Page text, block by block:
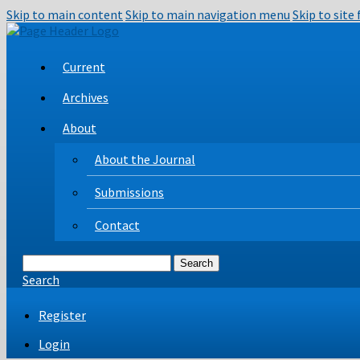
Skip to main contentSkip to main navigation menu Skip to site
Current
Archives
About
About the Journal
Submissions
Contact
Search
Search
Register
Login